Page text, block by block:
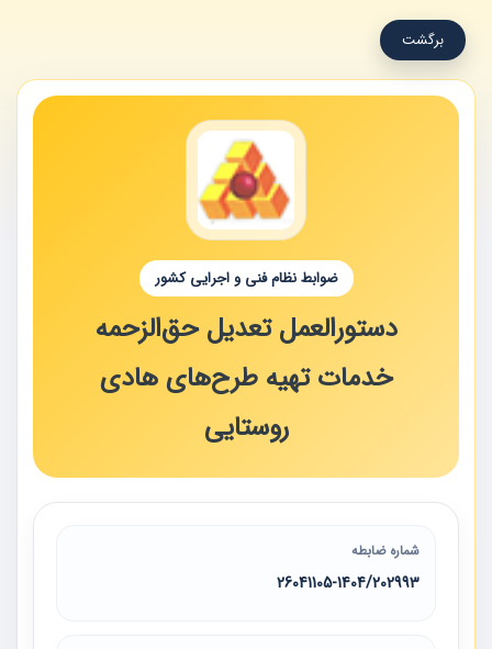
برگشت
ضوابط نظام فنی و اجرایی کشور
دستورالعمل تعدیل حق‌الزحمه
خدمات تهیه طرح‌های هادی
روستایی
شماره ضابطه
26041105-1404/202993